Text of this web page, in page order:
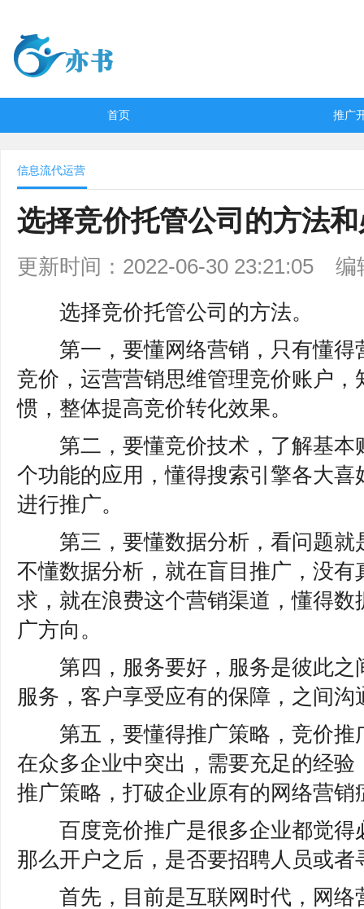
首页 推广
信息流代运营
选择竞价托管公司的方法
更新时间：2022-06-30 23:21:05
编
选择竞价托管公司的方法。
第一，要懂网络营销，只有懂得
竞价，运营营销思维管理竞价账户
惯，整体提高竞价转化效果。
第二，要懂竞价技术，了解基本
个功能的应用，懂得搜索引擎各大
进行推广。
第三，要懂数据分析，看问题就
不懂数据分析，就在盲目推广，没
求，就在浪费这个营销渠道，懂得
广方向。
第四，服务要好，服务是彼此之
服务，客户享受应有的保障，之间
第五，要懂得推广策略，竞价推
在众多企业中突出，需要充足的经验
推广策略，打破企业原有的网络营
百度竞价推广是很多企业都觉得
那么开户之后，是否要招聘人员或
首先，目前是互联网时代，网络